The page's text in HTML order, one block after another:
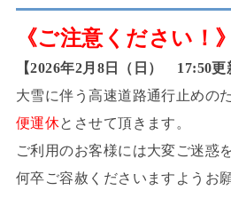
《ご注意ください！》
【2026年2月8日（日） 17:50更
大雪に伴う高速道路通行止めのた
便運休とさせて頂きます。
ご利用のお客様には大変ご迷惑
何卒ご容赦くださいますようお